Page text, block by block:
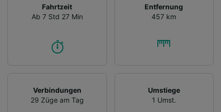
Fahrtzeit
Ab 7 Std 27 Min
Entfernung
457 km
Verbindungen
29 Züge am Tag
Umstiege
1 Umst.